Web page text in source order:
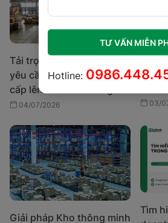
Tải trọng nền kho hàng:
yêu cầu kỹ thuật khi nâng
cấp lên nhà kho thông
minh
04/07/2026
AI
lĩnh
03/
Giải pháp Kho thông minh
Tìm
TƯ VẤN MIỄN
Hotline: